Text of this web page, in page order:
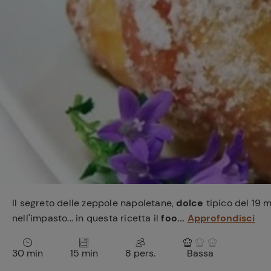
Cavolo romanesco al
forno con ‘nduja
Bisque di gamberi:
l'ideale per insaporire
i tuoi piatti di pesce!
Il segreto delle zeppole napoletane, dolce tipico del 19
nell'impasto... in questa ricetta ilfoo... Approfondisci
30 min 15 min 8 pers. Bassa